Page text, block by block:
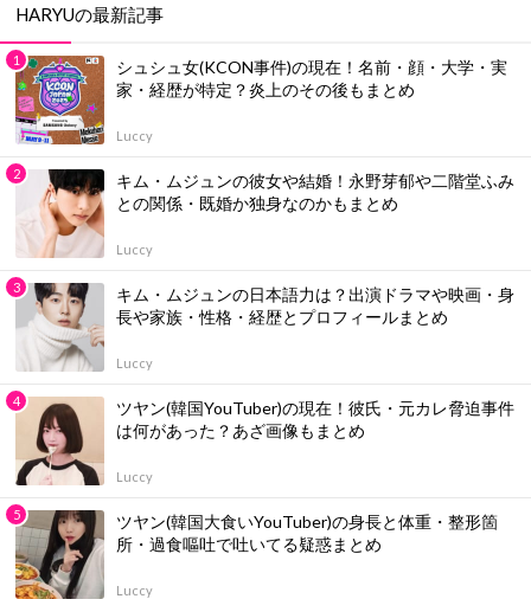
HARYUの最新記事
シュシュ女(KCON事件)の現在！名前・顔・大学・実
家・経歴が特定？炎上のその後もまとめ
Luccy
キム・ムジュンの彼女や結婚！永野芽郁や二階堂ふみ
との関係・既婚か独身なのかもまとめ
Luccy
キム・ムジュンの日本語力は？出演ドラマや映画・身
長や家族・性格・経歴とプロフィールまとめ
Luccy
ツヤン(韓国YouTuber)の現在！彼氏・元カレ脅迫事件
は何があった？あざ画像もまとめ
Luccy
ツヤン(韓国大食いYouTuber)の身長と体重・整形箇
所・過食嘔吐で吐いてる疑惑まとめ
Luccy